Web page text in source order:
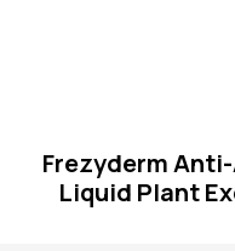
Frezyderm
Liquid Plant